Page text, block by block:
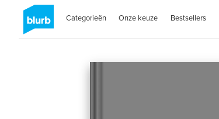
Categorieën Onze keuze Bestsellers